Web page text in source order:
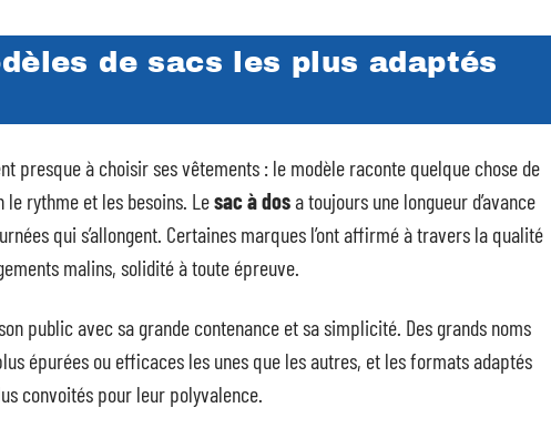
de sacs les plus adaptés
presque à choisir ses vêtements : le modèle raconte quelque chose de
rythme et les besoins. Lesac à dosa toujours une longueur d’avance
qui s’allongent. Certaines marques l’ont affirmé à travers la qualité
malins, solidité à toute épreuve.
public avec sa grande contenance et sa simplicité. Des grands noms
épurées ou efficaces les unes que les autres, et les formats adaptés
convoités pour leur polyvalence.